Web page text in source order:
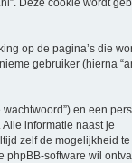
Deze cookie wordt
op de pagina’s die
gebruiker (hierna
en een
informatie naast je
zelf de mogelijkheid
phpBB-software wil